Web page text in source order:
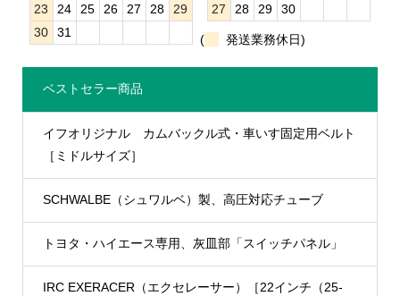
23
24 25 26 27 28
29
30
31
27
28 29 30
( 発送業務休日)
ベストセラー商品
イフオリジナル カムバックル式・車いす固定用ベルト
［ミドルサイズ］
SCHWALBE（シュワルベ）製、高圧対応チューブ
トヨタ・ハイエース専用、灰皿部「スイッチパネル」
IRC EXERACER（エクセレーサー）［22インチ（25-